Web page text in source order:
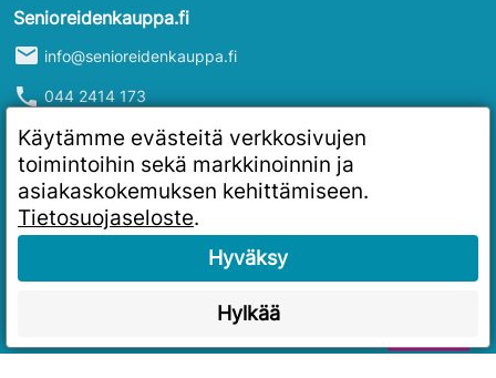
Senioreidenkauppa.fi
mail info@senioreidenkauppa.fi
phone 044 2414 173
infoY-tunnus: 2986916-4
Käytämme evästeitä verkkosivujen
toimintoihin sekä markkinoinnin ja
asiakaskokemuksen kehittämiseen.
Tietosuojaseloste.
Hyväksy
Hylkää